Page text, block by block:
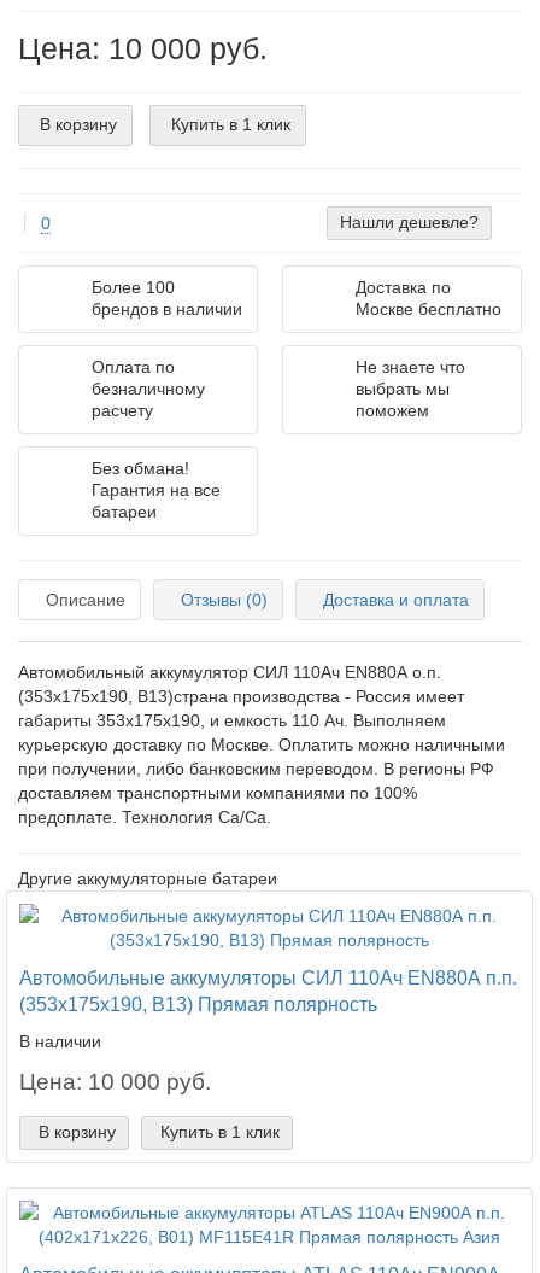
Цена: 10 000 руб.
В корзину Купить в 1 клик
0 Нашли дешевле?
Более 100
брендов в наличии
Доставка по
Москве бесплатно
Оплата по
безналичному
расчету
Не знаете что
выбрать мы
поможем
Без обмана!
Гарантия на все
батареи
Описание Отзывы (0) Доставка и оплата
Автомобильный аккумулятор СИЛ 110Ач EN880А о.п.
(353х175х190, B13)страна производства - Россия имеет
габариты 353х175х190, и емкость 110 Ач. Выполняем
курьерскую доставку по Москве. Оплатить можно наличными
при получении, либо банковским переводом. В регионы РФ
доставляем транспортными компаниями по 100%
предоплате. Технология Ca/Ca.
Другие аккумуляторные батареи
Автомобильные аккумуляторы СИЛ 110Ач EN880А п.п.
(353х175х190, B13) Прямая полярность
В наличии
Цена: 10 000 руб.
В корзину Купить в 1 клик